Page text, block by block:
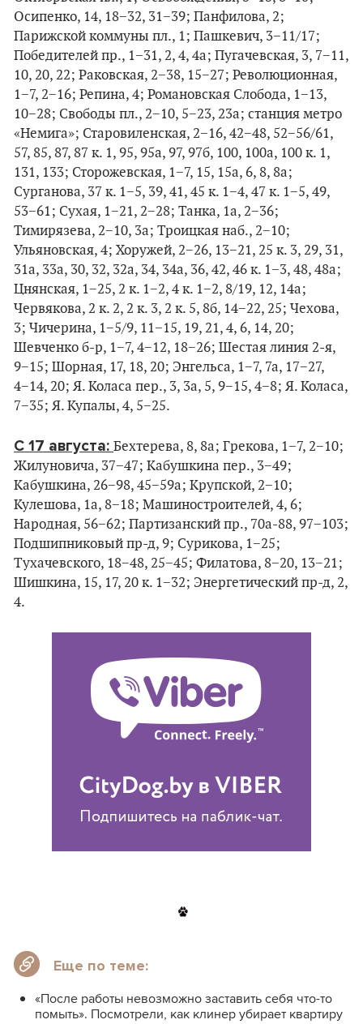
Осипенко, 14, 18−32, 31−39; Панфилова, 2;
Парижской коммуны пл., 1; Пашкевич, 3−11/17;
Победителей пр., 1−31, 2, 4, 4а; Пугачевская, 3, 7−11,
10, 20, 22; Раковская, 2−38, 15−27; Революционная,
1−7, 2−16; Репина, 4; Романовская Слобода, 1−13,
10−28; Свободы пл., 2−10, 5−23, 23а; станция метро
«Немига»; Старовиленская, 2−16, 42−48, 52−56/61,
57, 85, 87, 87 к. 1, 95, 95а, 97, 97б, 100, 100а, 100 к. 1,
131, 133; Сторожевская, 1−7, 15, 15а, 6, 8, 8а;
Сурганова, 37 к. 1−5, 39, 41, 45 к. 1−4, 47 к. 1−5, 49,
53−61; Сухая, 1−21, 2−28; Танка, 1а, 2−36;
Тимирязева, 2−10, 3а; Троицкая наб., 2−10;
Ульяновская, 4; Хоружей, 2−26, 13−21, 25 к. 3, 29, 31,
31а, 33а, 30, 32, 32а, 34, 34а, 36, 42, 46 к. 1−3, 48, 48а;
Цнянская, 1−25, 2 к. 1−2, 4 к. 1−2, 8/19, 12, 14а;
Червякова, 2 к. 2, 2 к. 3, 2 к. 5, 8б, 14−22, 25; Чехова,
3; Чичерина, 1−5/9, 11−15, 19, 21, 4, 6, 14, 20;
Шевченко б-р, 1−7, 4−12, 18−26; Шестая линия 2-я,
9−15; Шорная, 17, 18, 20; Энгельса, 1−7, 7а, 17−27,
4−14, 20; Я. Коласа пер., 3, 3а, 5, 9−15, 4−8; Я. Коласа,
7−35; Я. Купалы, 4, 5−25.
С 17 августа: Бехтерева, 8, 8а; Грекова, 1−7, 2−10;
Жилуновича, 37−47; Кабушкина пер., 3−49;
Кабушкина, 26−98, 45−59а; Крупской, 2−10;
Кулешова, 1а, 8−18; Машиностроителей, 4, 6;
Народная, 56−62; Партизанский пр., 70а-88, 97−103;
Подшипниковый пр-д, 9; Сурикова, 1−25;
Тухачевского, 18−48, 25−45; Филатова, 8−20, 13−21;
Шишкина, 15, 17, 20 к. 1−32; Энергетический пр-д, 2,
4.
Еще по теме:
«После работы невозможно заставить себя что-то
помыть». Посмотрели, как клинер убирает квартиру